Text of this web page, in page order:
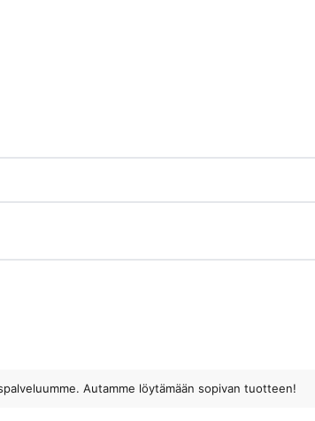
Autamme löytämään sopivan tuotteen!